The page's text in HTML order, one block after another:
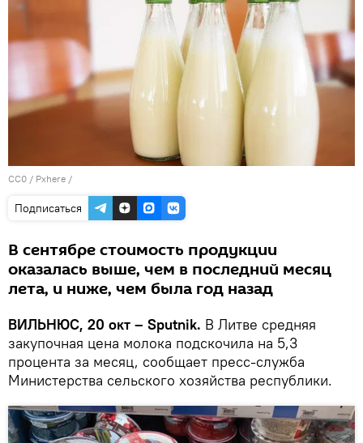
CC0 / Pxhere /
Подписаться
В сентябре стоимость продукции
оказалась выше, чем в последний месяц
лета, и ниже, чем была год назад
ВИЛЬНЮС, 20 окт – Sputnik. В Литве средняя
закупочная цена молока подскочила на 5,3
процента за месяц, сообщает пресс-служба
Министерства сельского хозяйства республики.